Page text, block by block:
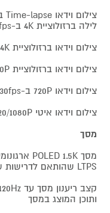
לילה ברזולוציית 4K ב-24fps
צילום וידאו ברזולוציית HDR10+ 4K ב-30/60fps
צילום וידאו ברזולוציית HDR10+ 1080P ב-30/60fps
צילום וידאו 720P ב-30fps
צילום וידאו איטי 720/1080P ב-120/240/960fps
מסך
LTPS שהותאם לדרישות שיאומי
ותוכן המוצג במסך